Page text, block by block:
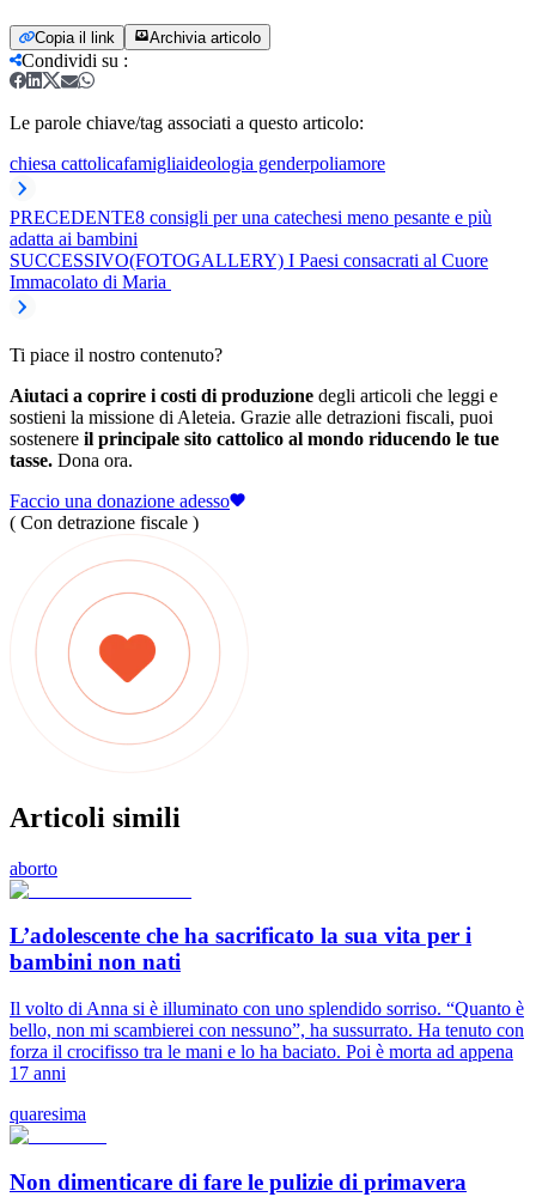
Copia il link Archivia articolo
Condividi su :
Le parole chiave/tag associati a questo articolo:
chiesa cattolicafamigliaideologia genderpoliamore
PRECEDENTE8 consigli per una catechesi meno pesante e più
adatta ai bambini
SUCCESSIVO(FOTOGALLERY) I Paesi consacrati al Cuore
Immacolato di Maria
Ti piace il nostro contenuto?
Aiutaci a coprire i costi di produzione degli articoli che leggi e
sostieni la missione di Aleteia. Grazie alle detrazioni fiscali, puoi
sostenere il principale sito cattolico al mondo riducendo le tue
tasse. Dona ora.
Faccio una donazione adesso
( Con detrazione fiscale )
Articoli simili
aborto
L’adolescente che ha sacrificato la sua vita per i
bambini non nati
Il volto di Anna si è illuminato con uno splendido sorriso. “Quanto è
bello, non mi scambierei con nessuno”, ha sussurrato. Ha tenuto con
forza il crocifisso tra le mani e lo ha baciato. Poi è morta ad appena
17 anni
quaresima
Non dimenticare di fare le pulizie di primavera